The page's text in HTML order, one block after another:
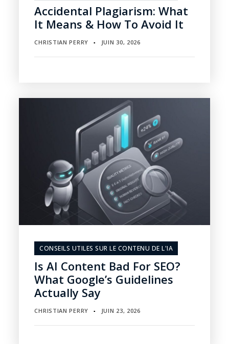
Accidental Plagiarism: What
It Means & How To Avoid It
CHRISTIAN PERRY ▪ JUIN 30, 2026
CONSEILS UTILES SUR LE CONTENU DE L'IA
Is AI Content Bad For SEO?
What Google’s Guidelines
Actually Say
CHRISTIAN PERRY ▪ JUIN 23, 2026